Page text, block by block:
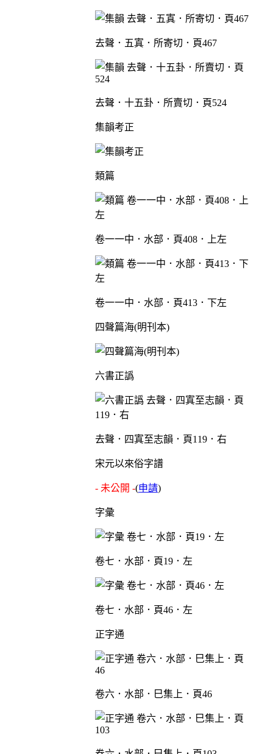
去聲．五寘．所寄切．頁467
去聲．十五卦．所賣切．頁524
集韻考正
類篇
卷一一中．水部．頁408．上左
卷一一中．水部．頁413．下左
四聲篇海(明刊本)
六書正譌
去聲．四寘至志韻．頁119．右
宋元以來俗字譜
- 未公開 -(申請)
字彙
卷七．水部．頁19．左
卷七．水部．頁46．左
正字通
卷六．水部．巳集上．頁46